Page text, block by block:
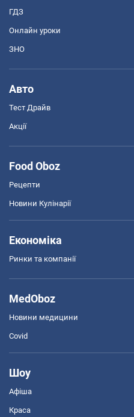
ГДЗ
Онлайн уроки
ЗНО
Авто
Тест Драйв
Акції
Food Oboz
Рецепти
Новини Кулінарії
Економіка
Ринки та компанії
MedOboz
Новини медицини
Covid
Шоу
Афіша
Краса